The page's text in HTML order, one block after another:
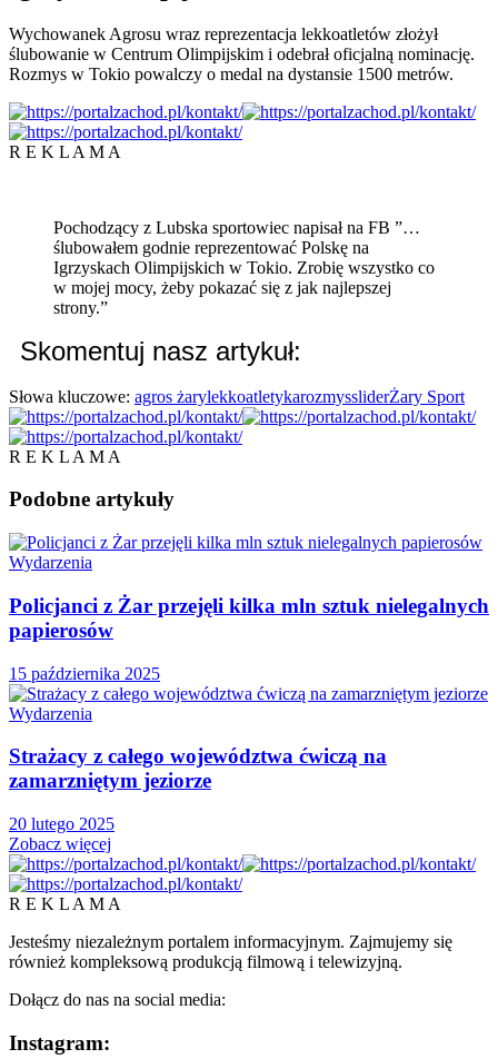
Wychowanek Agrosu wraz reprezentacja lekkoatletów złożył
ślubowanie w Centrum Olimpijskim i odebrał oficjalną nominację.
Rozmys w Tokio powalczy o medal na dystansie 1500 metrów.
R E K L A M A
Pochodzący z Lubska sportowiec napisał na FB ”…
ślubowałem godnie reprezentować Polskę na
Igrzyskach Olimpijskich w Tokio. Zrobię wszystko co
w mojej mocy, żeby pokazać się z jak najlepszej
strony.”
Skomentuj nasz artykuł:
Słowa kluczowe: agros żarylekkoatletykarozmyssliderŻary Sport
R E K L A M A
Podobne artykuły
Wydarzenia
Policjanci z Żar przejęli kilka mln sztuk nielegalnych
papierosów
15 października 2025
Wydarzenia
Strażacy z całego województwa ćwiczą na
zamarzniętym jeziorze
20 lutego 2025
Zobacz więcej
R E K L A M A
Jesteśmy niezależnym portalem informacyjnym. Zajmujemy się
również kompleksową produkcją filmową i telewizyjną.
Dołącz do nas na social media:
Instagram: